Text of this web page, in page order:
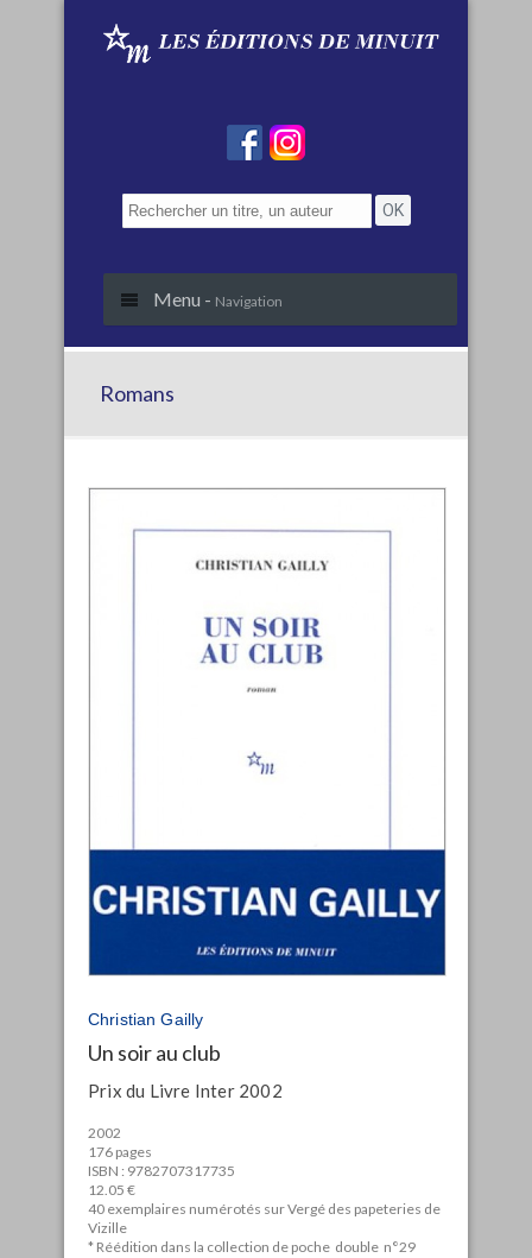
Menu - Navigation
Romans
Christian Gailly
Un soir au club
Prix du Livre Inter 2002
2002
176 pages
ISBN : 9782707317735
12.05 €
40 exemplaires numérotés sur Vergé des papeteries de
Vizille
* Réédition dans la collection de poche double n°29